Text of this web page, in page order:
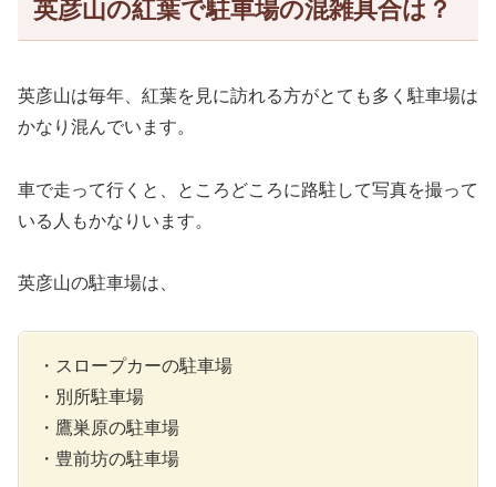
英彦山の紅葉で駐車場の混雑具合は？
英彦山は毎年、紅葉を見に訪れる方がとても多く駐車場は
かなり混んでいます。
車で走って行くと、ところどころに路駐して写真を撮って
いる人もかなりいます。
英彦山の駐車場は、
・スロープカーの駐車場
・別所駐車場
・鷹巣原の駐車場
・豊前坊の駐車場